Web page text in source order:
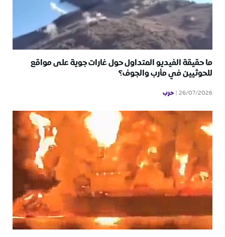
ما حقيقة الفيديو المتداول حول غارات جوية على مواقع
للحوثيين في مأرب والجوف؟
26/07/2026 حرب